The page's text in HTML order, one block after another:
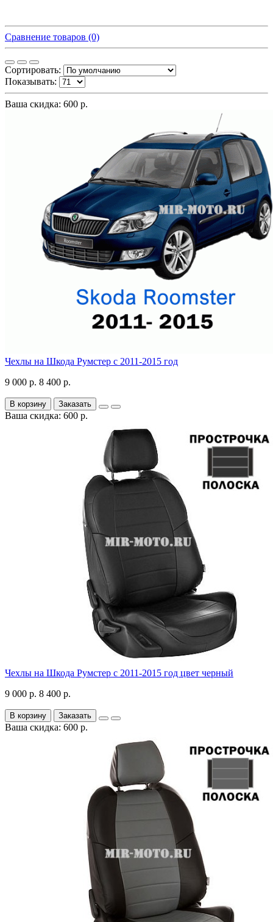
Сравнение товаров (0)
Сортировать:
Показывать:
Ваша скидка: 600 р.
Чехлы на Шкода Румстер с 2011-2015 год
9 000 р. 8 400 р.
В корзину Заказать
Ваша скидка: 600 р.
Чехлы на Шкода Румстер с 2011-2015 год цвет черный
9 000 р. 8 400 р.
В корзину Заказать
Ваша скидка: 600 р.